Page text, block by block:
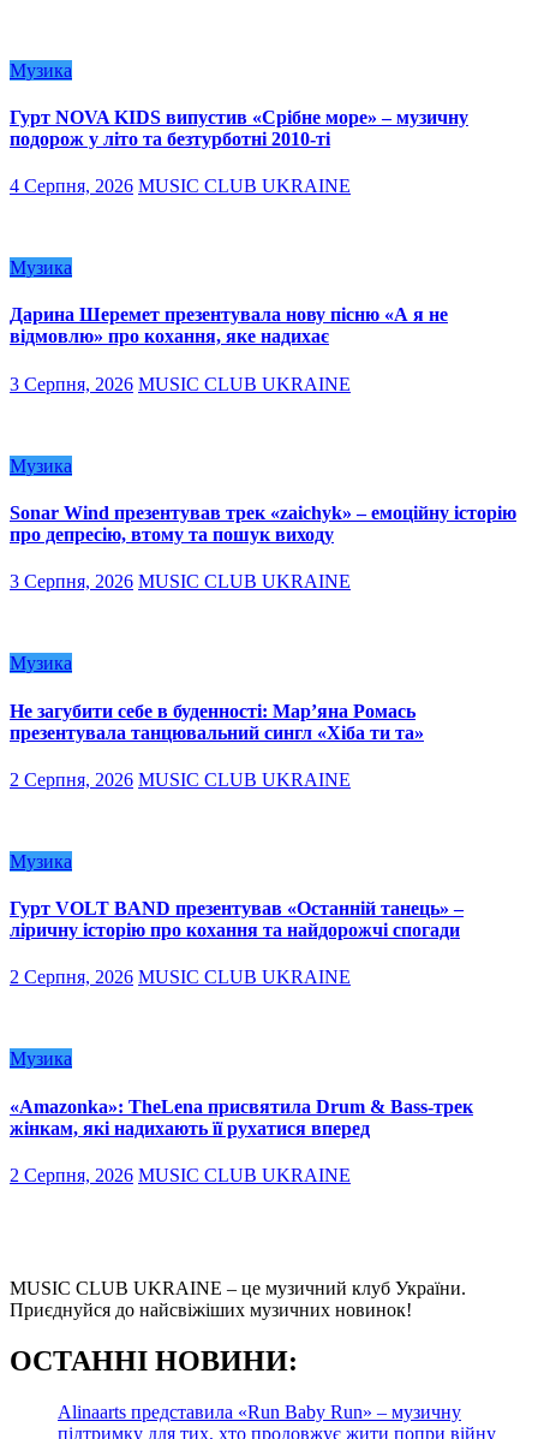
Музика
Гурт NOVA KIDS випустив «Срібне море» – музичну
подорож у літо та безтурботні 2010-ті
4 Серпня, 2026 MUSIC CLUB UKRAINE
Музика
Дарина Шеремет презентувала нову пісню «А я не
відмовлю» про кохання, яке надихає
3 Серпня, 2026 MUSIC CLUB UKRAINE
Музика
Sonar Wind презентував трек «zaichyk» – емоційну історію
про депресію, втому та пошук виходу
3 Серпня, 2026 MUSIC CLUB UKRAINE
Музика
Не загубити себе в буденності: Мар’яна Ромась
презентувала танцювальний сингл «Хіба ти та»
2 Серпня, 2026 MUSIC CLUB UKRAINE
Музика
Гурт VOLT BAND презентував «Останній танець» –
ліричну історію про кохання та найдорожчі спогади
2 Серпня, 2026 MUSIC CLUB UKRAINE
Музика
«Amazonka»: TheLena присвятила Drum & Bass-трек
жінкам, які надихають її рухатися вперед
2 Серпня, 2026 MUSIC CLUB UKRAINE
MUSIC CLUB UKRAINE – це музичний клуб України.
Приєднуйся до найсвіжіших музичних новинок!
ОСТАННІ НОВИНИ:
Alinaarts представила «Run Baby Run» – музичну
підтримку для тих, хто продовжує жити попри війну